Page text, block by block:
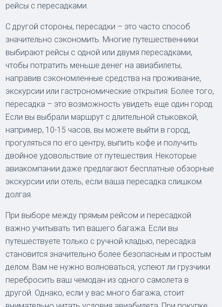
рейсы с пересадками.
С другой стороны, пересадки – это часто способ
значительно сэкономить. Многие путешественники
выбирают рейсы с одной или двумя пересадками,
чтобы потратить меньше денег на авиабилеты,
направив сэкономленные средства на проживание,
экскурсии или гастрономические открытия. Более того,
пересадка – это возможность увидеть еще один город.
Если вы выбрали маршрут с длительной стыковкой,
например, 10-15 часов, вы можете выйти в город,
прогуляться по его центру, выпить кофе и получить
двойное удовольствие от путешествия. Некоторые
авиакомпании даже предлагают бесплатные обзорные
экскурсии или отель, если ваша пересадка слишком
долгая.
При выборе между прямым рейсом и пересадкой
важно учитывать тип вашего багажа. Если вы
путешествуете только с ручной кладью, пересадка
становится значительно более безопасным и простым
делом. Вам не нужно волноваться, успеют ли грузчики
перебросить ваш чемодан из одного самолета в
другой. Однако, если у вас много багажа, стоит